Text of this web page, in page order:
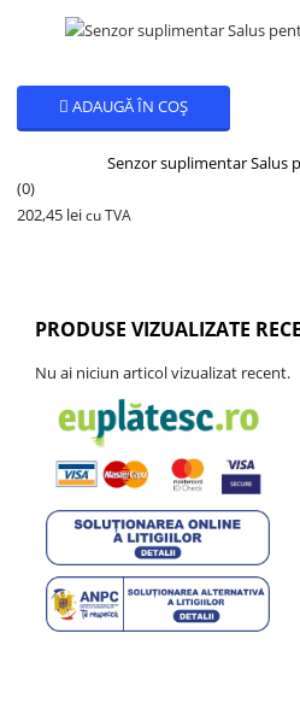
ADAUGĂ ÎN COȘ
Senzor suplimentar Salus
(0)
202,45 lei cu TVA
PRODUSE VIZUALIZATE
Nu ai niciun articol vizualizat recent.